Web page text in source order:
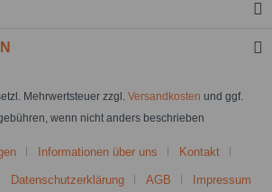
Mehrwertsteuer zzgl. Versandkosten und ggf.
wenn nicht anders beschrieben
Informationen über uns Kontakt
Datenschutzerklärung AGB
Impressum